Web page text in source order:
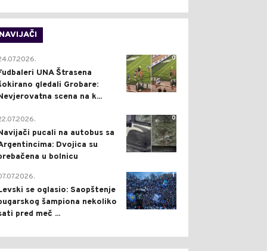
NAVIJAČI
0
UNA Štrasena
gledali Grobare:
scena na k...
0
pucali na autobus sa
Dvojica su
u bolnicu
1
se oglasio: Saopštenje
šampiona nekoliko
pred meč ...